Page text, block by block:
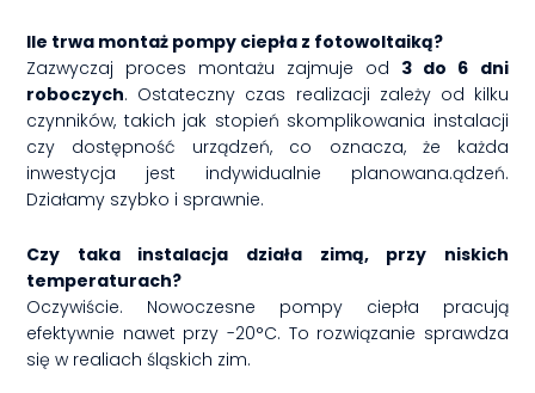
Ile trwa montaż pompy ciepła z fotowoltaiką?
Zazwyczaj proces montażu zajmuje od 3 do 6 dni
roboczych. Ostateczny czas realizacji zależy od kilku
czynników, takich jak stopień skomplikowania instalacji
czy dostępność urządzeń, co oznacza, że każda
inwestycja jest indywidualnie planowana.ądzeń.
Działamy szybko i sprawnie.
Czy taka instalacja działa zimą, przy niskich
temperaturach?
Oczywiście. Nowoczesne pompy ciepła pracują
efektywnie nawet przy -20°C. To rozwiązanie sprawdza
się w realiach śląskich zim.